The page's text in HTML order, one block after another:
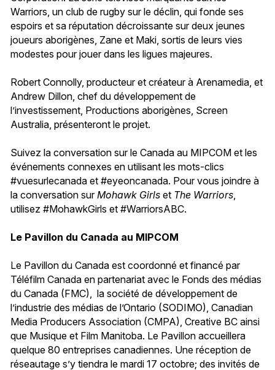
Warriors, un club de rugby sur le déclin, qui fonde ses
espoirs et sa réputation décroissante sur deux jeunes
joueurs aborigènes, Zane et Maki, sortis de leurs vies
modestes pour jouer dans les ligues majeures.
Robert Connolly, producteur et créateur à Arenamedia, et
Andrew Dillon, chef du développement de
l’investissement, Productions aborigènes, Screen
Australia, présenteront le projet.
Suivez la conversation sur le Canada au MIPCOM et les
événements connexes en utilisant les mots-clics
#vuesurlecanada et #eyeoncanada. Pour vous joindre à
la conversation surMohawk Girls et The Warriors
utilisez #MohawkGirls et #WarriorsABC.
Le Pavillon du Canada au MIPCOM
Le Pavillon du Canada est coordonné et financé par
Téléfilm Canada en partenariat avec le Fonds des médias
du Canada (FMC), la société de développement de
l’industrie des médias de l’Ontario (SODIMO), Canadian
Media Producers Association (CMPA), Creative BC ainsi
que Musique et Film Manitoba. Le Pavillon accueillera
quelque 80 entreprises canadiennes. Une réception de
réseautage s’y tiendra le mardi 17 octobre; des invités de